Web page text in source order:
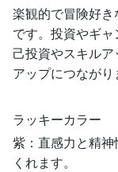
楽観的で冒険好
です。投資やギ
己投資やスキル
アップにつながり
ラッキーカラー
紫：直感力と精
くれます。